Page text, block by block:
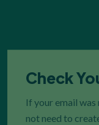
Check
If your email
not need to